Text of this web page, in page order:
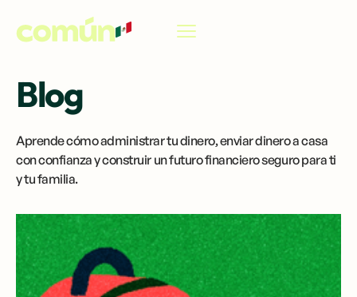
Blog
Aprende cómo administrar tu dinero, enviar dinero a casa
con confianza y construir un futuro financiero seguro para ti
y tu familia.